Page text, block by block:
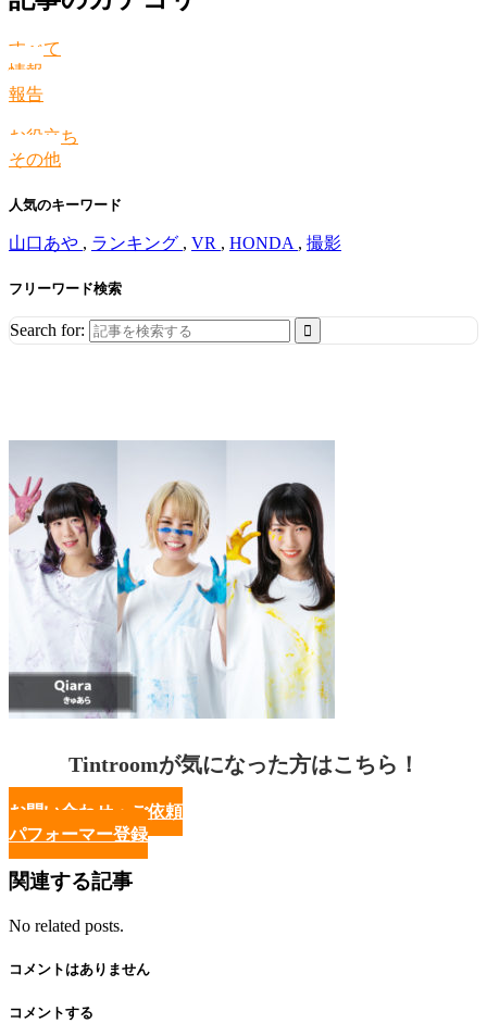
すべて
情報
報告
お役立ち
その他
人気のキーワード
山口あや , ランキング , VR , HONDA , 撮影
フリーワード検索
Search for:
Tintroomが気になった方はこちら！
お問い合わせ・ご依頼
パフォーマー登録
関連する記事
No related posts.
コメントはありません
コメントする